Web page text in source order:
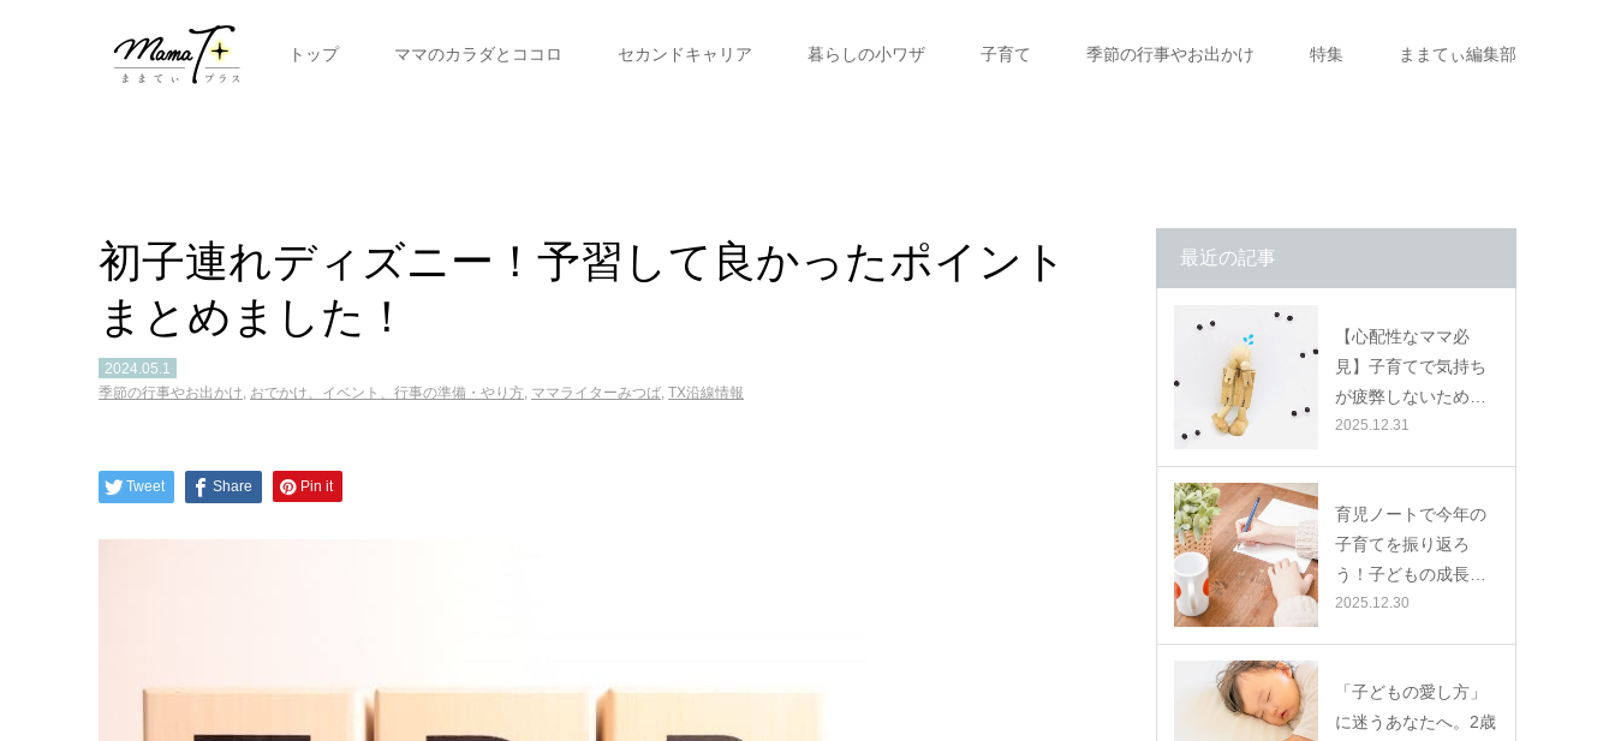
トップ ママのカラダとココロ セカンドキャリア 暮らしの小ワザ 子育て 季節の行事やお出かけ 特集 ままてぃ編集部
初子連れディズニー！予習して良かったポイント
まとめました！
2024.05.1
季節の行事やお出かけ, おでかけ、イベント、行事の準備・やり方, ママライターみつば, TX沿線情報
Tweet Share Pin it
最近の記事
【心配性なママ必
見】子育てで気持ち
が疲弊しないため…
2025.12.31
育児ノートで今年の
子育てを振り返ろ
う！子どもの成長…
2025.12.30
「子どもの愛し方」
に迷うあなたへ。2歳